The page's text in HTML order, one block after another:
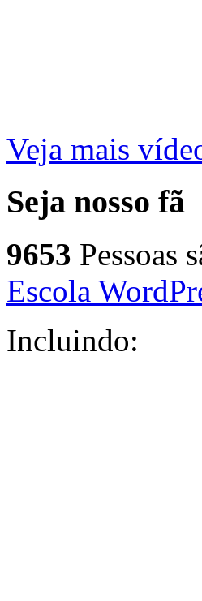
Veja mais
Seja nosso fã
9653 Pessoas
Escola
Incluindo: